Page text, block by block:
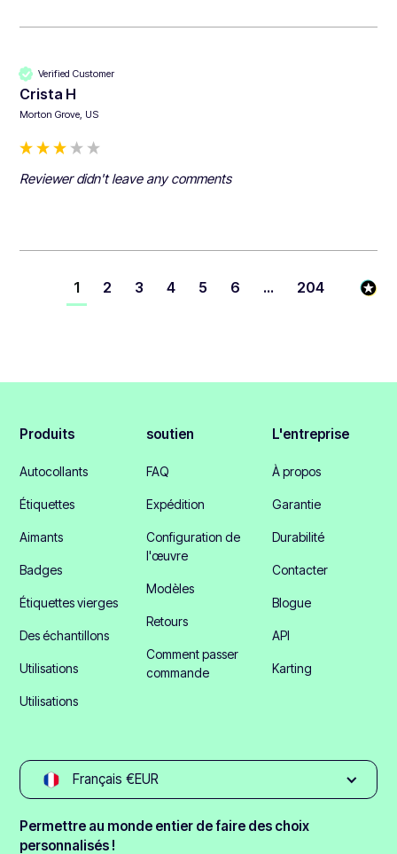
Verified Customer
Crista H
Morton Grove, US
Reviewer didn't leave any comments
1 2 3 4 5 6 ... 204
Produits
Autocollants
Étiquettes
Aimants
Badges
Étiquettes vierges
Des échantillons
Utilisations
Utilisations
soutien
FAQ
Expédition
Configuration de
l'œuvre
Modèles
Retours
Comment passer
commande
L'entreprise
À propos
Garantie
Durabilité
Contacter
Blogue
API
Karting
Français €EUR
Permettre au monde entier de faire des choix
personnalisés !